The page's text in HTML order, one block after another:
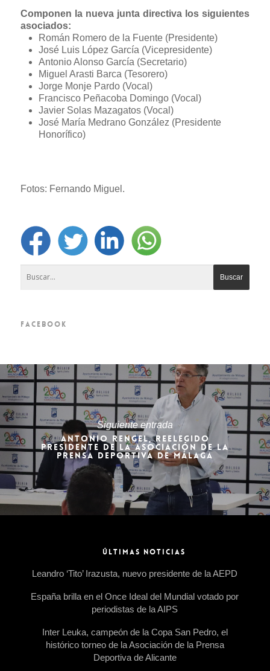
Componen la nueva junta directiva los siguientes
asociados:
Román Romero de la Fuente (Presidente)
José Luis López García (Vicepresidente)
Antonio Alonso García (Secretario)
Miguel Arasti Barca (Tesorero)
Jorge Monje Pardo (Vocal)
Francisco Peñacoba Domingo (Vocal)
Javier Solas Mazagatos (Vocal)
José María Medrano González (Presidente
Honorífico)
Fotos: Fernando Miguel.
FACEBOOK
Siguiente entrada
ANTONIO RENGEL, REELEGIDO
PRESIDENTE DE LA ASOCIACIÓN DE LA
PRENSA DEPORTIVA DE MÁLAGA
ÚLTIMAS NOTICIAS
Leandro ‘Tito’ Irazusta, nuevo presidente de la AEPD
España brilla en el Once Ideal del Mundial votado por
periodistas de la AIPS
Inter Leuka, campeón de la Copa San Pedro, el
histórico torneo de la Asociación de la Prensa
Deportiva de Alicante